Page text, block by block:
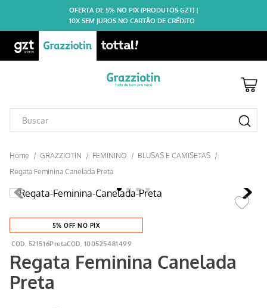
OFERTA DE 5% NO PIX (PRODUTOS GZT) |
10X SEM JUROS NO CARTÃO DE CRÉDITO
GRAZZIOTIN FEMININO
BLUSAS E CAMISETAS
Regata Feminina Canelada Preta
5% OFF NO PIX
521516Preta 100525481499
Regata Feminina Canelada
Preta